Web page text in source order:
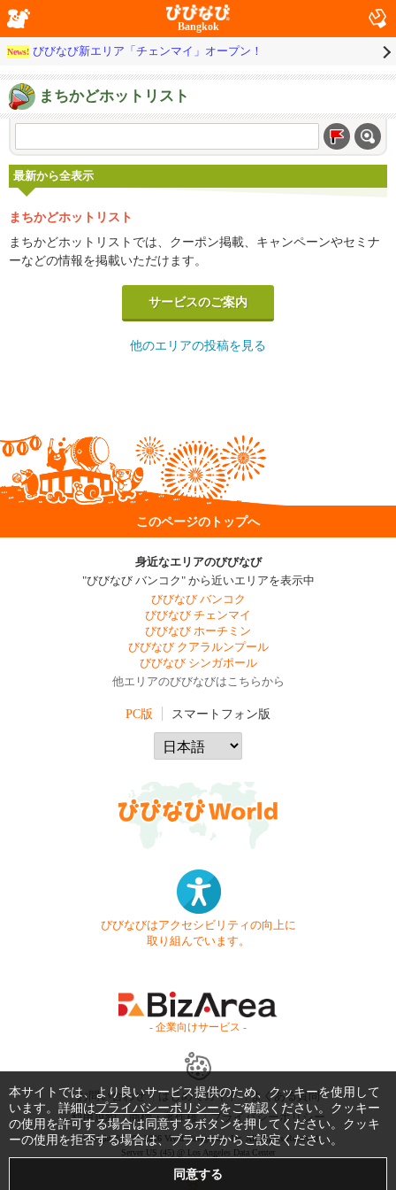
Bangkok
News! びびなび新エリア「チェンマイ」オープン！
まちかどホットリスト
最新から全表示
まちかどホットリスト
まちかどホットリストでは、クーポン掲載、キャンペーンやセミナ
ーなどの情報を掲載いただけます。
サービスのご案内
他のエリアの投稿を見る
このページのトップへ
身近なエリアのびびなび
"びびなび バンコク" から近いエリアを表示中
びびなび バンコク
びびなび チェンマイ
びびなび ホーチミン
びびなび クアラルンプール
びびなび シンガポール
他エリアのびびなびはこちらから
PC版 スマートフォン版
びびなびはアクセシビリティの向上に
取り組んでいます。
- 企業向けサービス -
お問い合わせ はじめてガイド
よくある質問
利用規約
商標・著作権 プライバシーポリシー
Copyright © 1999-2026 Vivid Navigation, Inc. All Rights Reserved.
Server US (45) @ Los Angeles Data Center
本サイトでは、より良いサービス提供のため、クッキーを使用して
います。詳細はプライバシーポリシーをご確認ください。クッキー
の使用を許可する場合は同意するボタンを押してください。クッキ
ーの使用を拒否する場合は、ブラウザからご設定ください。